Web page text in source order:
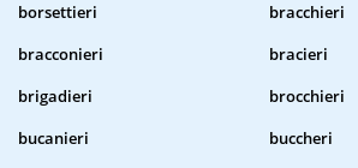
borsettieri
bracchieri
bracconieri
bracieri
brigadieri
brocchieri
bucanieri
buccheri